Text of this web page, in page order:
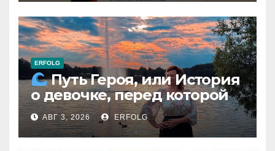
ERFOLG
Путь Героя, или История
о девочке, перед которой
расступился океан
(И почему это про каждую
из нас)
АВГ 3, 2026 ERFOLG